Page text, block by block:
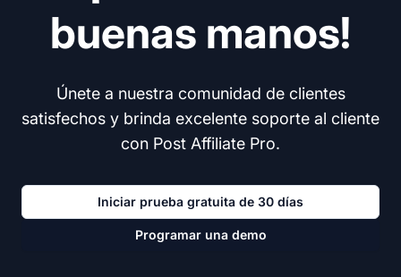
buenas manos!
Únete a nuestra comunidad de clientes
satisfechos y brinda excelente soporte al cliente
con Post Affiliate Pro.
Iniciar prueba gratuita de 30 días
Programar una demo